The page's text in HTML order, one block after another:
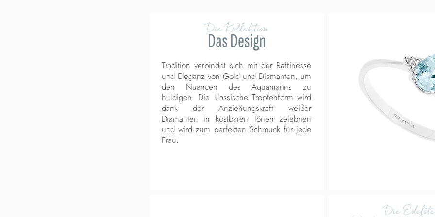
Die Kollektion
Das Design
Tradition verbindet sich mit der Raffinesse
und Eleganz von Gold und Diamanten, um
den Nuancen des Aquamarins zu
huldigen. Die klassische Tropfenform wird
dank der Anziehungskraft weißer
Diamanten in kostbaren Tönen zelebriert
und wird zum perfekten Schmuck für jede
Frau.
Die